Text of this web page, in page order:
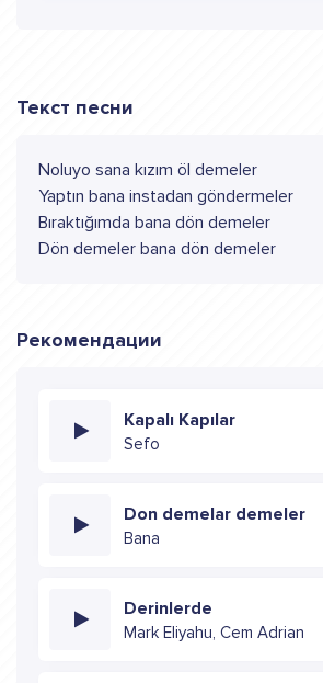
Текст песни
Noluyo sana kızım öl demeler
Yaptın bana instadan göndermeler
Bıraktığımda bana dön demeler
Dön demeler bana dön demeler
Рекомендации
Kapalı Kapılar
Sefo
Don demelar demeler
Bana
Derinlerde
Mark Eliyahu, Cem Adrian